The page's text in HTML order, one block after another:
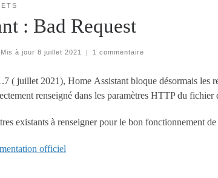
: Bad Request
Mis à jour8 juillet 2021 | 1 commentaire
( juillet 2021), Home Assistant bloque désormais les
renseigné dans les paramètres HTTP du
existants à renseigner pour le bon fonctionnement
officiel